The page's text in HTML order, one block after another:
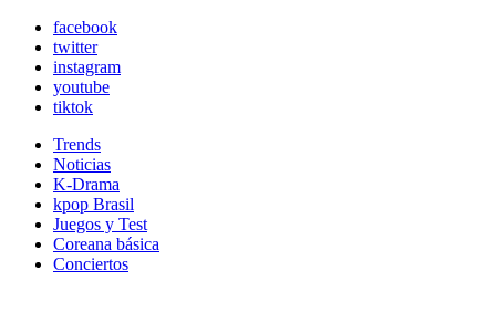
facebook
twitter
instagram
youtube
tiktok
Trends
Noticias
K-Drama
kpop Brasil
Juegos y Test
Coreana básica
Conciertos